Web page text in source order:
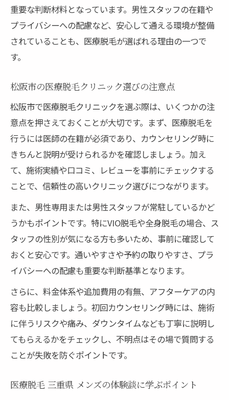
重要な判断材料となっています。男性スタッフの在籍や
プライバシーへの配慮など、安心して通える環境が整備
されていることも、医療脱毛が選ばれる理由の一つで
す。
松阪市の医療脱毛クリニック選びの注意点
松阪市で医療脱毛クリニックを選ぶ際は、いくつかの注
意点を押さえておくことが大切です。まず、医療脱毛を
行うには医師の在籍が必須であり、カウンセリング時に
きちんと説明が受けられるかを確認しましょう。加え
て、施術実績や口コミ、レビューを事前にチェックする
ことで、信頼性の高いクリニック選びにつながります。
また、男性専用または男性スタッフが常駐しているかど
うかもポイントです。特にVIO脱毛や全身脱毛の場合、ス
タッフの性別が気になる方も多いため、事前に確認して
おくと安心です。通いやすさや予約の取りやすさ、プラ
イバシーへの配慮も重要な判断基準となります。
さらに、料金体系や追加費用の有無、アフターケアの内
容も比較しましょう。初回カウンセリング時には、施術
に伴うリスクや痛み、ダウンタイムなども丁寧に説明し
てもらえるかをチェックし、不明点はその場で質問する
ことが失敗を防ぐポイントです。
医療脱毛 三重県 メンズの体験談に学ぶポイント